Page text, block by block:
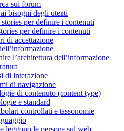
sui forum
bisogni degli utenti
per definire i contenuti
per definire i contenuti
di accettazione
l’architettura dell’informazione
di interazione
di navigazione
di contenuto (content type)
e standard
controllati e tassonomie
leggono le persone sul web